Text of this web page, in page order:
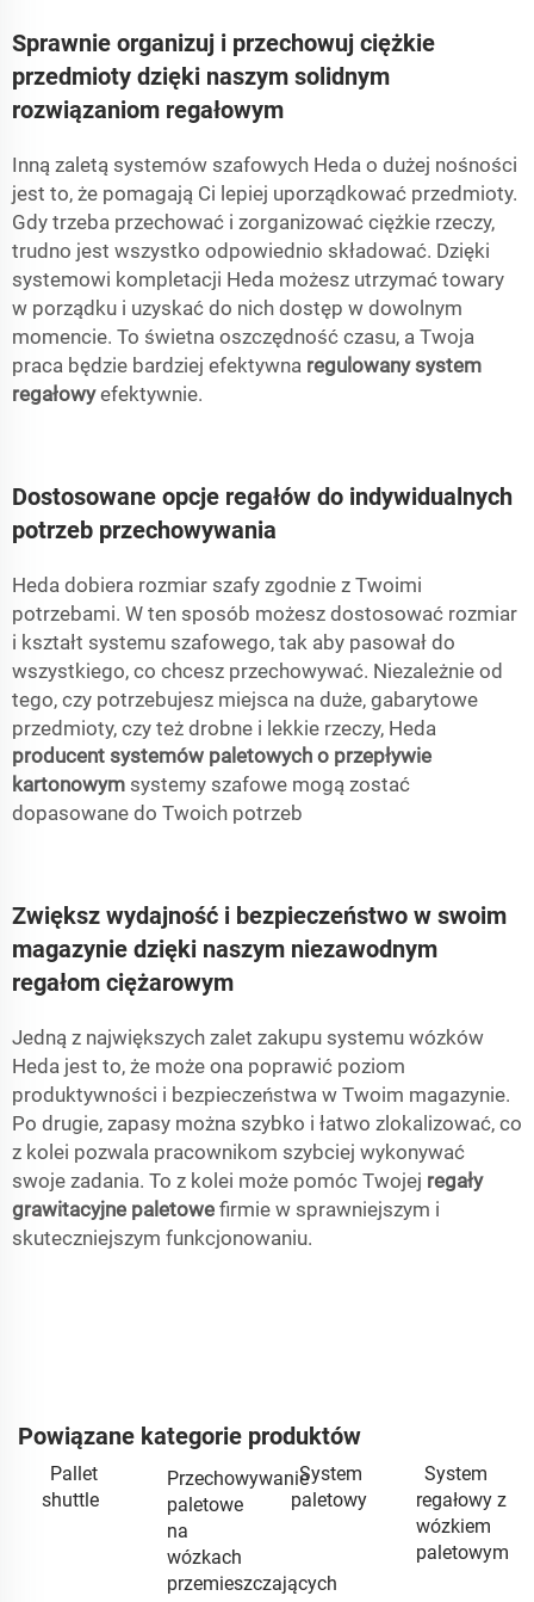
Sprawnie organizuj i przechowuj ciężkie
przedmioty dzięki naszym solidnym
rozwiązaniom regałowym
Inną zaletą systemów szafowych Heda o dużej nośności
jest to, że pomagają Ci lepiej uporządkować przedmioty.
Gdy trzeba przechować i zorganizować ciężkie rzeczy,
trudno jest wszystko odpowiednio składować. Dzięki
systemowi kompletacji Heda możesz utrzymać towary
w porządku i uzyskać do nich dostęp w dowolnym
momencie. To świetna oszczędność czasu, a Twoja
praca będzie bardziej efektywna regulowany system
regałowyefektywnie.
Dostosowane opcje regałów do indywidualnych
potrzeb przechowywania
Heda dobiera rozmiar szafy zgodnie z Twoimi
potrzebami. W ten sposób możesz dostosować rozmiar
i kształt systemu szafowego, tak aby pasował do
wszystkiego, co chcesz przechowywać. Niezależnie od
tego, czy potrzebujesz miejsca na duże, gabarytowe
przedmioty, czy też drobne i lekkie rzeczy, Heda
producent systemów paletowych o przepływie
kartonowym systemy szafowe mogą zostać
dopasowane do Twoich potrzeb
Zwiększ wydajność i bezpieczeństwo w swoim
magazynie dzięki naszym niezawodnym
regałom ciężarowym
Jedną z największych zalet zakupu systemu wózków
Heda jest to, że może ona poprawić poziom
produktywności i bezpieczeństwa w Twoim magazynie.
Po drugie, zapasy można szybko i łatwo zlokalizować, co
z kolei pozwala pracownikom szybciej wykonywać
swoje zadania. To z kolei może pomóc Twojej regały
grawitacyjne paletowe firmie w sprawniejszym i
skuteczniejszym funkcjonowaniu.
Powiązane kategorie produktów
Pallet
shuttle
Przechowywanie
paletowe
na
wózkach
przemieszczających
System
paletowy
System
regałowy z
wózkiem
paletowym